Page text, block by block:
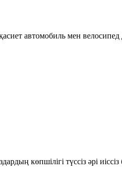
автомобиль мен
көпшілігі түссіз әрі